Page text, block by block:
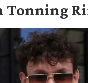
Tonning